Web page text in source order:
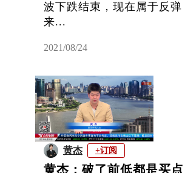
波下跌结束，现在属于反
来...
2021/08/24
黄杰 +订阅
黄杰：破了前低都是买点